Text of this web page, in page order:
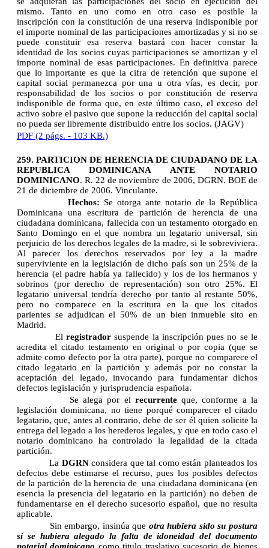
mismo. Tanto en uno como en otro caso es posible la
inscripción con la constitución de una reserva indisponible por
el importe nominal de las participaciones amortizadas y si no se
puede constituir esa reserva bastará con hacer constar la
identidad de los socios cuyas participaciones se amortizan y el
importe nominal de esas participaciones. En definitiva parece
que lo importante es que la cifra de retención que supone el
capital social permanezca por una u otra vías, es decir, por
responsabilidad de los socios o por constitución de reserva
indisponible de forma que, en este último caso, el exceso del
activo sobre el pasivo que supone la reducción del capital social
no pueda ser libremente distribuido entre los socios. (JAGV)
PDF (2 págs. - 103 KB.)
259. PARTICION DE HERENCIA DE CIUDADANO DE LA
REPUBLICA DOMINICANA ANTE NOTARIO
DOMINICANO. R. 22 de noviembre de 2006, DGRN. BOE de
21 de diciembre de 2006. Vinculante.
Hechos: Se otorga ante notario de la República
Dominicana una escritura de partición de herencia de una
ciudadana dominicana, fallecida con un testamento otorgado en
Santo Domingo en el que nombra un legatario universal, sin
perjuicio de los derechos legales de la madre, si le sobreviviera.
Al parecer los derechos reservados por ley a la madre
superviviente en la legislación de dicho país son un 25% de la
herencia (el padre había ya fallecido) y los de los hermanos y
sobrinos (por derecho de representación) son otro 25%. El
legatario universal tendría derecho por tanto al restante 50%,
pero no comparece en la escritura en la que los citados
parientes se adjudican el 50% de un bien inmueble sito en
Madrid.
El registradorsuspende la inscripción pues no se le
acredita el citado testamento en original o por copia (que se
admite como defecto por la otra parte), porque no comparece el
citado legatario en la partición y además por no constar la
aceptación del legado, invocando para fundamentar dichos
defectos legislación y jurisprudencia española.
Se alega por el recurrenteque, conforme a la
legislación dominicana, no tiene porqué comparecer el citado
legatario, que, antes al contrario, debe de ser él quien solicite la
entrega del legado a los herederos legales, y que en todo caso el
notario dominicano ha controlado la legalidad de la citada
partición.
La DGRNconsidera que tal como están planteados los
defectos debe estimarse el recurso, pues los posibles defectos
de la partición de la herencia de una ciudadana dominicana (en
esencia la presencia del legatario en la partición) no deben de
fundamentarse en el derecho sucesorio español, que no resulta
aplicable.
Sin embargo, insinúa que otra hubiera sido su postura
si se hubiera alegado la falta de idoneidad del documento